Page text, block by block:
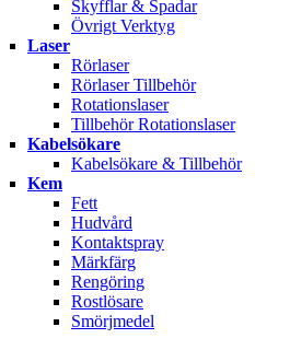
Skyfflar & Spadar
Övrigt Verktyg
Laser
Rörlaser
Rörlaser Tillbehör
Rotationslaser
Tillbehör Rotationslaser
Kabelsökare
Kabelsökare & Tillbehör
Kem
Fett
Hudvård
Kontaktspray
Märkfärg
Rengöring
Rostlösare
Smörjmedel